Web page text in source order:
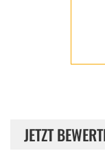
JETZT